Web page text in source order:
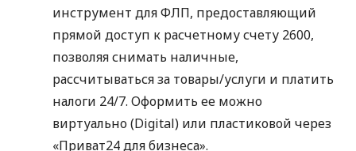
инструмент для ФЛП, предоставляющий
прямой доступ к расчетному счету 2600,
позволяя снимать наличные,
рассчитываться за товары/услуги и платить
налоги 24/7. Оформить ее можно
виртуально (Digital) или пластиковой через
«Приват24 для бизнеса».